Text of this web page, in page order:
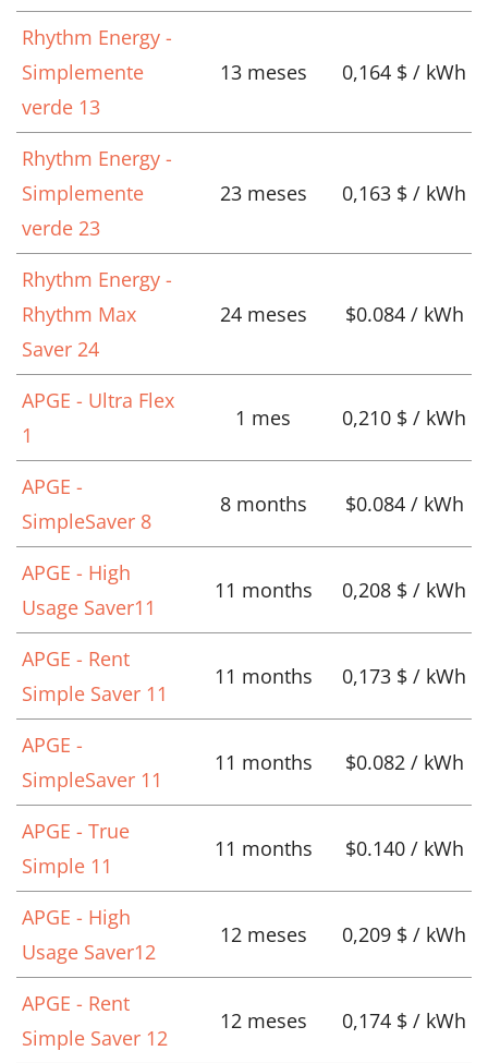
Rhythm Energy -
Simplemente
verde 13
13 meses 0,164 $ / kWh
Rhythm Energy -
Simplemente
verde 23
23 meses 0,163 $ / kWh
Rhythm Energy -
Rhythm Max
Saver 24
24 meses $0.084 / kWh
APGE - Ultra Flex
1
1 mes 0,210 $ / kWh
APGE -
SimpleSaver 8
8 months $0.084 / kWh
APGE - High
Usage Saver11
11 months 0,208 $ / kWh
APGE - Rent
Simple Saver 11
11 months 0,173 $ / kWh
APGE -
SimpleSaver 11
11 months $0.082 / kWh
APGE - True
Simple 11
11 months $0.140 / kWh
APGE - High
Usage Saver12
12 meses 0,209 $ / kWh
APGE - Rent
Simple Saver 12
12 meses 0,174 $ / kWh